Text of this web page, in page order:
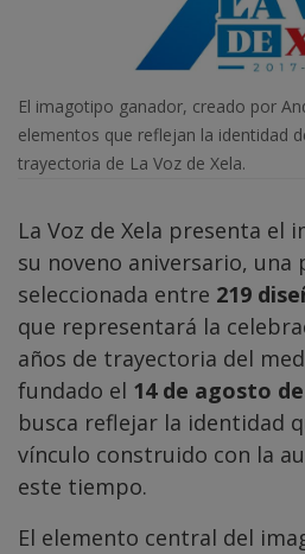
El imagotipo ganador, creado por
elementos que reflejan la identidad
trayectoria de La Voz de Xela.
La Voz de Xela presenta el
su noveno aniversario,
seleccionada entre 219
que representará la
años de trayectoria del
fundado el 14 de agosto
busca reflejar la identidad
vínculo construido con la
este tiempo.
El elemento central del